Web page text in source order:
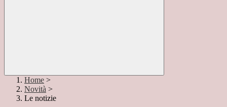
Home >
Novità >
Le notizie